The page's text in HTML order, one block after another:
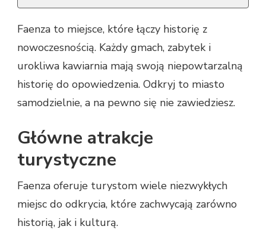
Faenza to miejsce, które łączy historię z
nowoczesnością. Każdy gmach, zabytek i
urokliwa kawiarnia mają swoją niepowtarzalną
historię do opowiedzenia. Odkryj to miasto
samodzielnie, a na pewno się nie zawiedziesz.
Główne atrakcje
turystyczne
Faenza oferuje turystom wiele niezwykłych
miejsc do odkrycia, które zachwycają zarówno
historią, jak i kulturą.